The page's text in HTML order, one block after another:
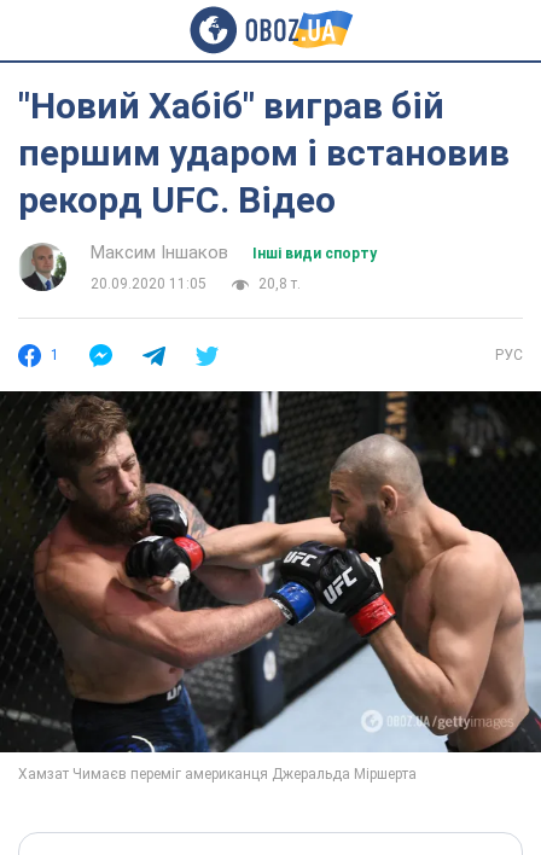
"Новий Хабіб" виграв бій
першим ударом і встановив
рекорд UFC. Відео
Максим Іншаков
Інші види спорту
20.09.2020 11:05
20,8 т.
1 РУС